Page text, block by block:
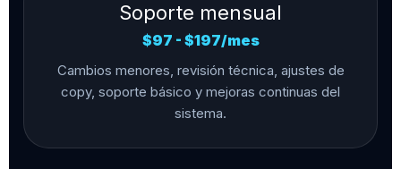
Soporte mensual
$97 - $197/mes
Cambios menores, revisión técnica, ajustes de
copy, soporte básico y mejoras continuas del
sistema.